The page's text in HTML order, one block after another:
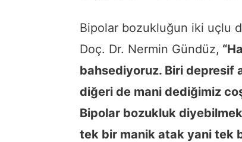
Bipolar bozukluğun iki uçlu
Doç. Dr. Nermin Gündüz,
bahsediyoruz. Biri depresif
diğeri de mani dediğimiz
Bipolar bozukluk
tek bir manik atak yani tek